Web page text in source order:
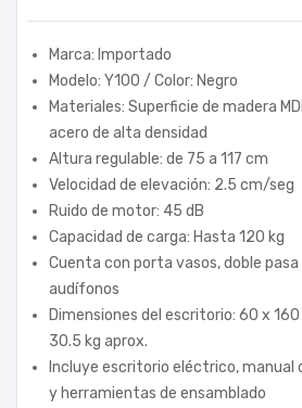
Marca: Importado
Modelo: Y100 / Color: Negro
Materiales: Superficie de madera
acero de alta densidad
Altura regulable: de 75 a 117 cm
Velocidad de elevación: 2.5 cm/seg
Ruido de motor: 45 dB
Capacidad de carga: Hasta 120 kg
Cuenta con porta vasos, doble
audífonos
Dimensiones del escritorio: 60 x
30.5 kg aprox.
Incluye escritorio eléctrico, manual
y herramientas de ensamblado